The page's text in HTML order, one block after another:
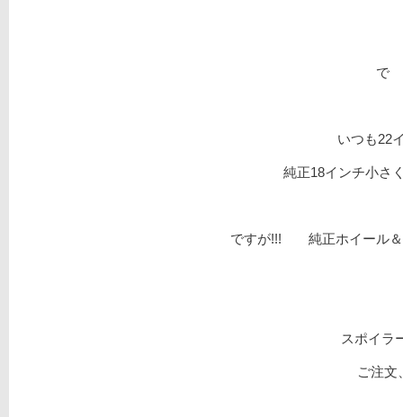
で
いつも22
純正18インチ小さ
ですが!!! 純正ホイール＆
スポイラ
ご注文